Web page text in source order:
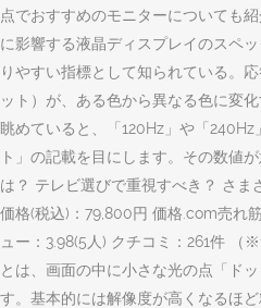
点でおすすめのモニターについても
に影響する液晶ディスプレイのスペ
りやすい指標として知られている。
ット）が、ある色から異なる色に変
眺めていると、「120Hz」や「
ト」の記載を目にします。その数値
は？ テレビ選びで重視すべき？ さま
価格(税込)：79,800円 価格.com売れ
ュー：3.98(5人) クチコミ：261件 （
とは、画面の中に小さな光の点「ド
す。基本的には解像度が高くなるほ